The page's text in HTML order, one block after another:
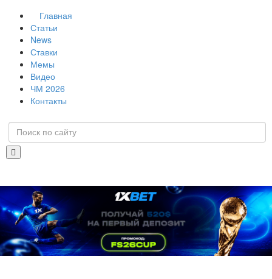
Главная
Статьи
News
Ставки
Мемы
Видео
ЧМ 2026
Контакты